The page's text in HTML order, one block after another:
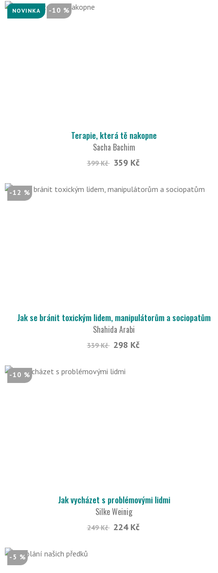
NOVINKA -10 %
Terapie, která tě nakopne
Sacha Bachim
399 Kč 359 Kč
-12 %
Jak se bránit toxickým lidem, manipulátorům a sociopatům
Shahida Arabi
339 Kč 298 Kč
-10 %
Jak vycházet s problémovými lidmi
Silke Weinig
249 Kč 224 Kč
-5 %